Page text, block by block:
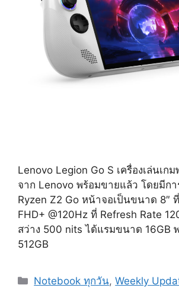
Lenovo Legion Go S เครื่องเล่นเก
จาก Lenovo พร้อมขายแล้ว โดยมีก
Ryzen Z2 Go หน้าจอเป็นขนาด 8″
FHD+ @120Hz ที่ Refresh Rate
สว่าง 500 nits ได้แรมขนาด 16GB
512GB
Categories
Notebook ทุกวัน,Weekly